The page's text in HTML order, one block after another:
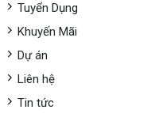
Tuyển Dụng
Khuyến Mãi
Dự án
Liên hệ
Tin tức